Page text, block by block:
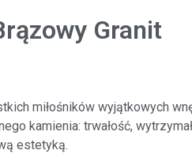
Granit
miłośników wyjątkowych
kamienia: trwałość,
estetyką.